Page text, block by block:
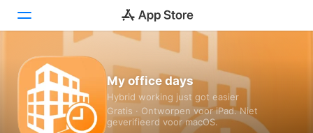
Vandaag
Games
Apps
My office days
Hybrid working just got easier
Gratis · Ontworpen voor iPad. Niet
geverifieerd voor macOS.